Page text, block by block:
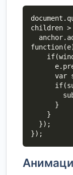
children
});